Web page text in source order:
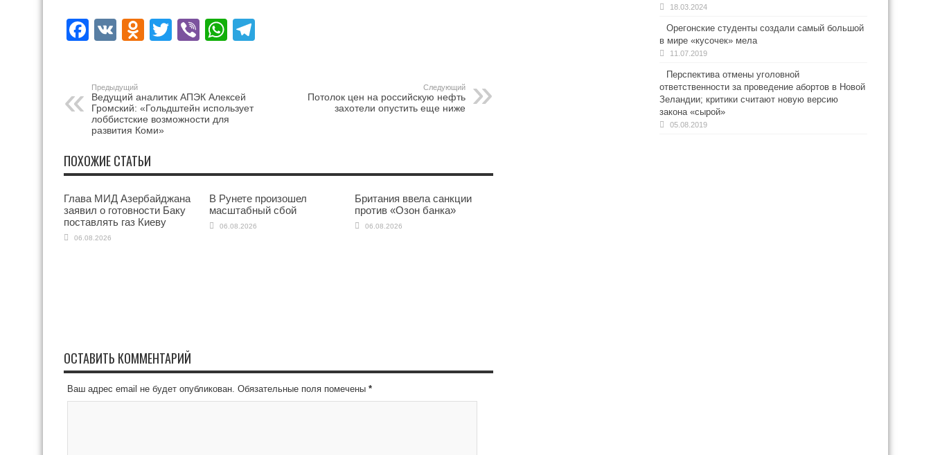
Facebook
VK Odnoklassniki
Twitter
ViberWhatsApp
Предыдущий
Ведущий аналитик АПЭК Алексей
Громский: «Гольдштейн использует
лоббистские возможности для
развития Коми»
Следующий
Потолок цен на российскую нефть
захотели опустить еще ниже
ПОХОЖИЕ СТАТЬИ
Глава МИД Азербайджана
заявил о готовности Баку
поставлять газ Киеву
06.08.2026
В Рунете произошел
масштабный сбой
06.08.2026
Британия ввела санкции
против «Озон банка»
06.08.2026
ОСТАВИТЬ КОММЕНТАРИЙ
Ваш адрес email не будет опубликован. Обязательные поля помечены *
18.03.2024
Орегонские студенты создали самый большой
в мире «кусочек» мела
11.07.2019
Перспектива отмены уголовной
ответственности за проведение абортов в Новой
Зеландии; критики считают новую версию
закона «сырой»
05.08.2019